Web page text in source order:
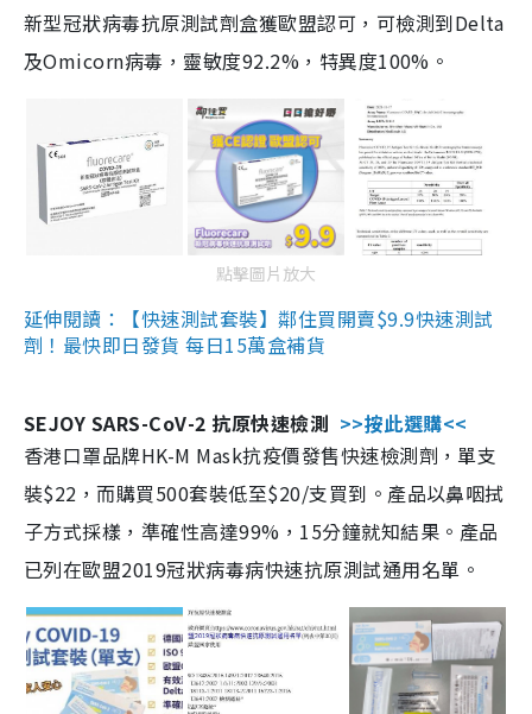
新型冠狀病毒抗原測試劑盒獲歐盟認可，可檢測到Delta
及Omicorn病毒，靈敏度92.2%，特異度100%。
點擊圖片放大
延伸閱讀：【快速測試套裝】鄰住買開賣$9.9快速測試
劑！最快即日發貨 每日15萬盒補貨
SEJOY SARS-CoV-2 抗原快速檢測 >>按此選購<<
香港口罩品牌HK-M Mask抗疫價發售快速檢測劑，單支
裝$22，而購買500套裝低至$20/支買到。產品以鼻咽拭
子方式採樣，準確性高達99%，15分鐘就知結果。產品
已列在歐盟2019冠狀病毒病快速抗原測試通用名單。